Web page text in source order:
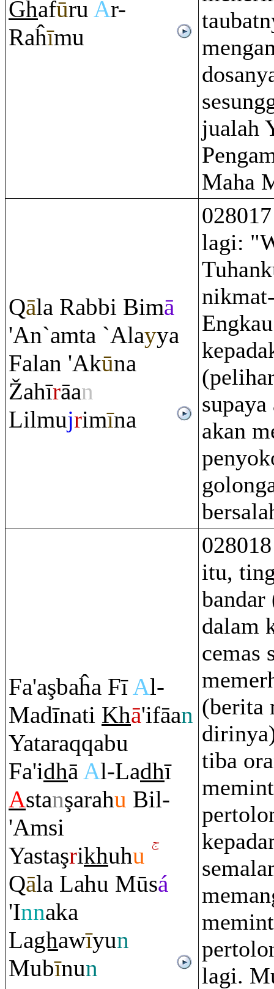
Ghafūru Ar-
Raĥīmu
jualah
Maha
Qāla Rabbi Bimā
'An`amta `Alayya
Falan 'Akūna
Žahīrāan
Lilmujrimīna
lagi:
akan
Fa'aşbaĥa FīAl-
Madīnati Khā'ifāan
Yataraqqabu
Fa'idhāAl-Ladhī
Astanşarahu Bil-
'Amsi
Yastaşrikhuhu
Qāla Lahu Mūsá
'Innaka
Laghawīyun
Mubīnun
itu,
dalam
cemas
(berita
tiba
lagi.